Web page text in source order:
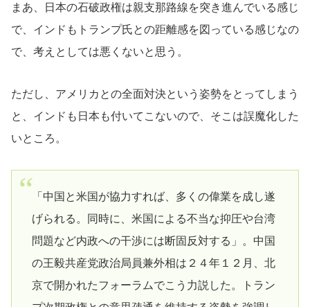
まあ、日本の石破政権は親支那路線を突き進んでいる感じ
で、インドもトランプ氏との距離感を図っている感じなの
で、考えとしては悪くないと思う。
ただし、アメリカとの全面対決という姿勢をとってしまう
と、インドも日本も付いてこないので、そこは誤魔化した
いところ。
「中国と米国が協力すれば、多くの偉業を成し遂
げられる。同時に、米国による不当な抑圧や台湾
問題など内政への干渉には断固反対する」。中国
の王毅共産党政治局員兼外相は２４年１２月、北
京で開かれたフォーラムでこう力説した。トラン